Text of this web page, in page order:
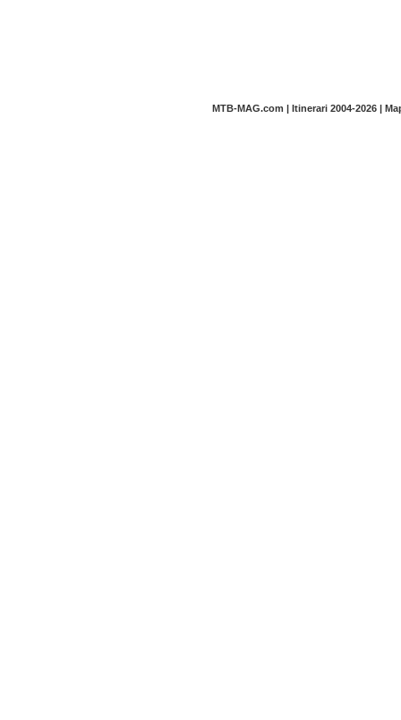
MTB-MAG.com | Itinerari 2004-2026 |